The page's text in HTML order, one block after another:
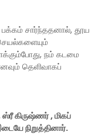
பக்கம் சார்ந்ததனால், தூய
நம் கடமை
தெளிவாகப்
கிருஷ்ணர் , மிகப்
நிறுத்தினார்.